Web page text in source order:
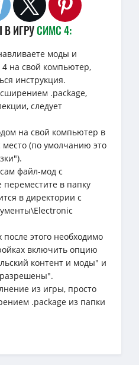
ИГРУСИМС 4:
моды и
на свой компьютер,
инструкция.
.package,
следует
на свой компьютер в
место (по умолчанию это
файл-мод с
в папку
в директории с
этого необходимо
включить опцию
контент и моды" и
из игры, просто
.package из папки